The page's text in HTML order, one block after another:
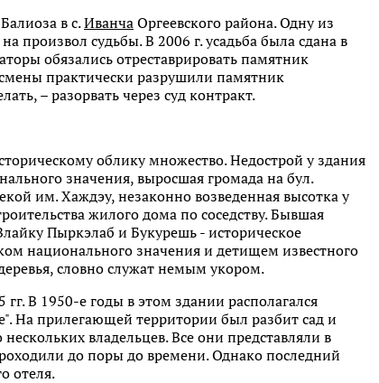
в с.Иванча Оргеевского района. Одну из
произвол судьбы. В 2006 г. усадьба была сдана в
обязались отреставрировать памятник
практически разрушили памятник
– разорвать через суд контракт.
облику множество. Недострой у здания
значения, выросшая громада на бул.
им. Хаждэу, незаконно возведенная высотка у
жилого дома по соседству. Бывшая
Пыркэлаб и Букурешь - историческое
национального значения и детищем известного
словно служат немым укором.
В 1950-е годы в этом здании располагался
На прилегающей территории был разбит сад и
владельцев. Все они представляли в
до поры до времени. Однако последний
отеля.